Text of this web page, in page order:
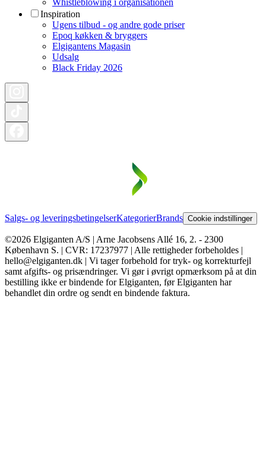
Inspiration
Ugens tilbud - og andre gode priser
Epoq køkken & bryggers
Elgigantens Magasin
Udsalg
Black Friday 2026
Salgs- og leveringsbetingelserKategorierBrands Cookie indstillinger
©2026 Elgiganten A/S | Arne Jacobsens Allé 16, 2. - 2300
København S. | CVR: 17237977 | Alle rettigheder forbeholdes |
hello@elgiganten.dk | Vi tager forbehold for tryk- og korrekturfejl
samt afgifts- og prisændringer. Vi gør i øvrigt opmærksom på at din
bestilling ikke er bindende for Elgiganten, før Elgiganten har
behandlet din ordre og sendt en bindende faktura.